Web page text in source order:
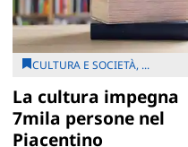
CULTURA E SOCIETÀ, ...
La cultura impegna
7mila persone nel
Piacentino